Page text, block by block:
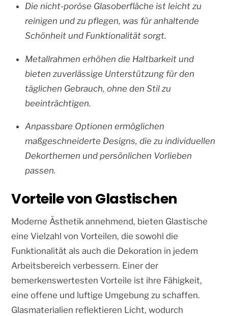
Die nicht-poröse Glasoberfläche ist leicht zu
reinigen und zu pflegen, was für anhaltende
Schönheit und Funktionalität sorgt.
Metallrahmen erhöhen die Haltbarkeit und
bieten zuverlässige Unterstützung für den
täglichen Gebrauch, ohne den Stil zu
beeinträchtigen.
Anpassbare Optionen ermöglichen
maßgeschneiderte Designs, die zu individuellen
Dekorthemen und persönlichen Vorlieben
passen.
Vorteile von Glastischen
Moderne Ästhetik annehmend, bieten Glastische
eine Vielzahl von Vorteilen, die sowohl die
Funktionalität als auch die Dekoration in jedem
Arbeitsbereich verbessern. Einer der
bemerkenswertesten Vorteile ist ihre Fähigkeit,
eine offene und luftige Umgebung zu schaffen.
Glasmaterialien reflektieren Licht, wodurch